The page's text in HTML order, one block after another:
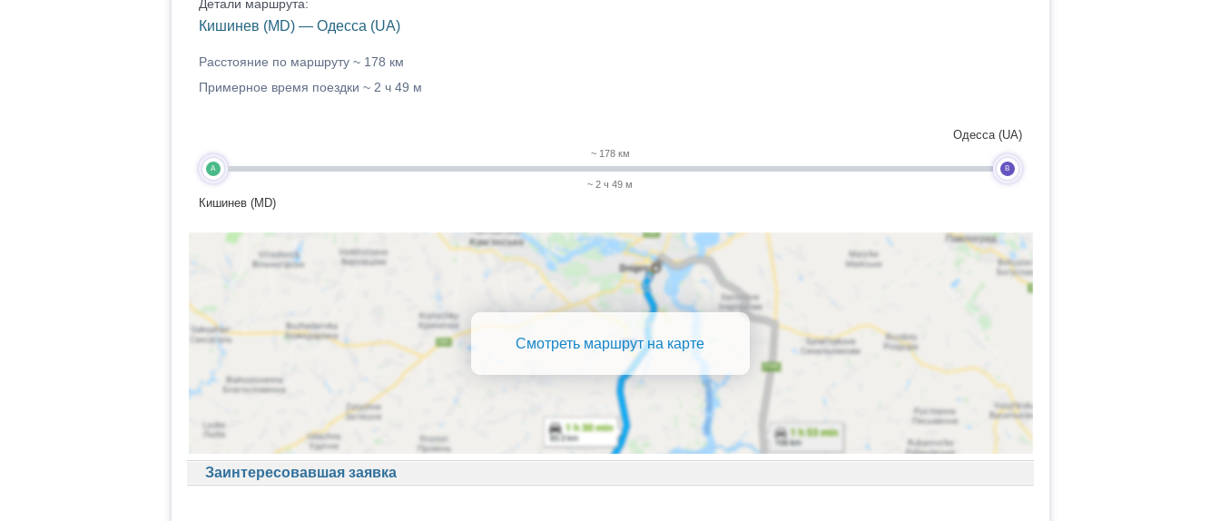
Детали маршрута:
Кишинев (MD) — Одесса (UA)
Расстояние по маршруту ~ 178 км
Примерное время поездки ~ 2 ч 49 м
A
Кишинев (MD)
~ 178 км
~ 2 ч 49 м
B
Одесса (UA)
Смотреть маршрут на карте
Заинтересовавшая заявка